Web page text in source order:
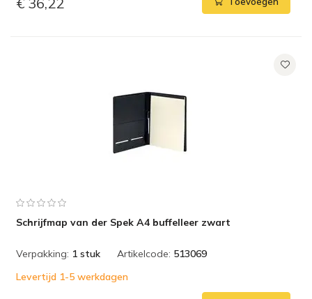
Schrijfmap van der Spek A4 buffelleer zwart
Verpakking: 1 stuk Artikelcode: 513069
Levertijd 1-5 werkdagen